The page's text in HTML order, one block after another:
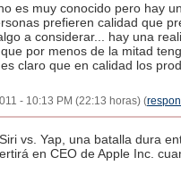
es muy conocido pero hay
prefieren calidad que
a considerar... hay una
por menos de la mitad
claro que en calidad los
- 10:13 PM (22:13 horas) (
vs. Yap, una batalla dura
en CEO de Apple Inc.